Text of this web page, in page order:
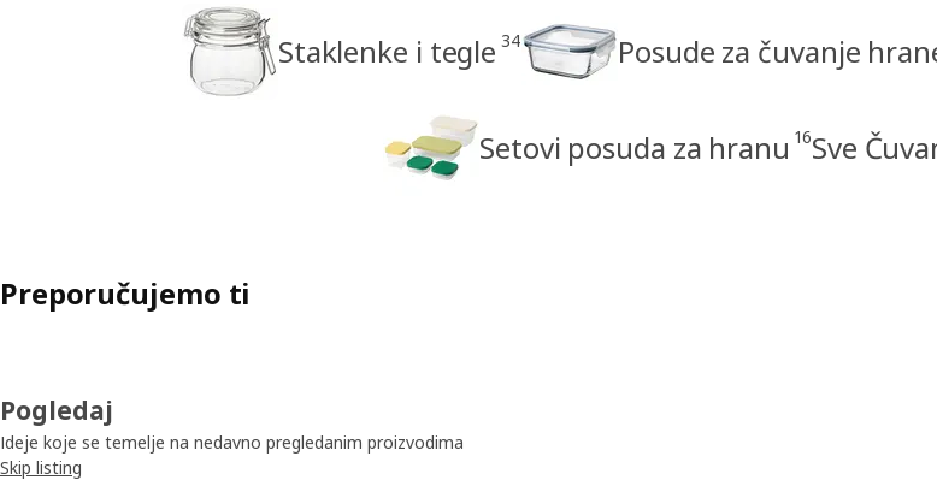
Staklenke i tegle 34 Posude za čuvanje
Setovi posuda za hranu 16Sve
Preporučujemo ti
Pogledaj
Ideje koje se temelje na nedavno pregledanim proizvodima
Skip listing